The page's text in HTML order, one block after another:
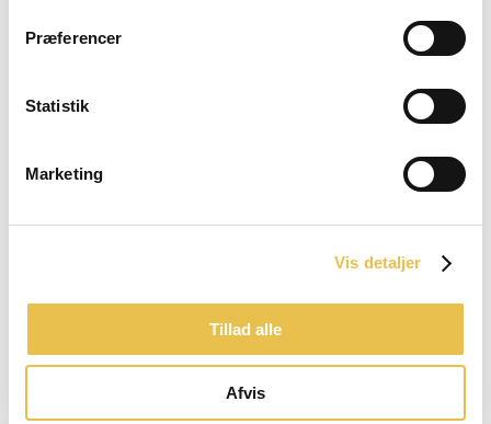
Præferencer
Statistik
Marketing
Vis detaljer
Tillad alle
Afvis
Tilbud